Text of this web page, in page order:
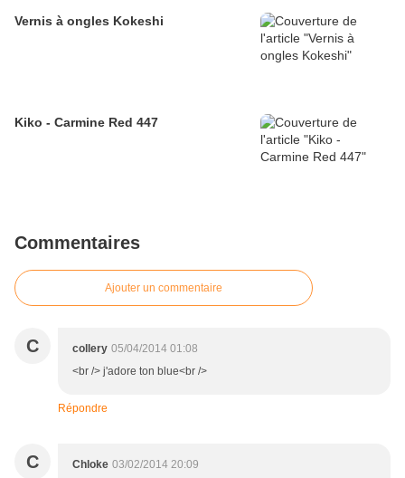
Vernis à ongles Kokeshi
Kiko - Carmine Red 447
Commentaires
Ajouter un commentaire
C collery 05/04/2014 01:08
<br /> j'adore ton blue<br />
Répondre
C Chloke 03/02/2014 20:09